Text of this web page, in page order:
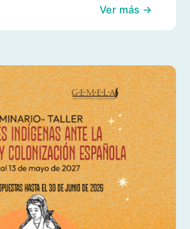
Ver más →